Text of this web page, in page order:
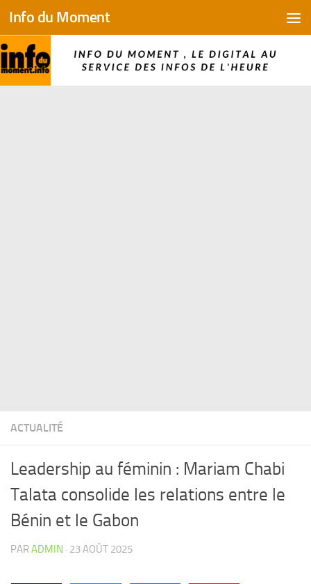
Skip to content
Info du Moment
ACTUALITÉ
Leadership au féminin : Mariam Chabi
Talata consolide les relations entre le
Bénin et le Gabon
PARADMIN · 23 AOÛT 2025